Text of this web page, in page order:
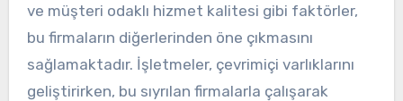
ve müşteri odaklı hizmet kalitesi gibi faktörler,
bu firmaların diğerlerinden öne çıkmasını
sağlamaktadır. İşletmeler, çevrimiçi varlıklarını
geliştirirken, bu sıyrılan firmalarla çalışarak